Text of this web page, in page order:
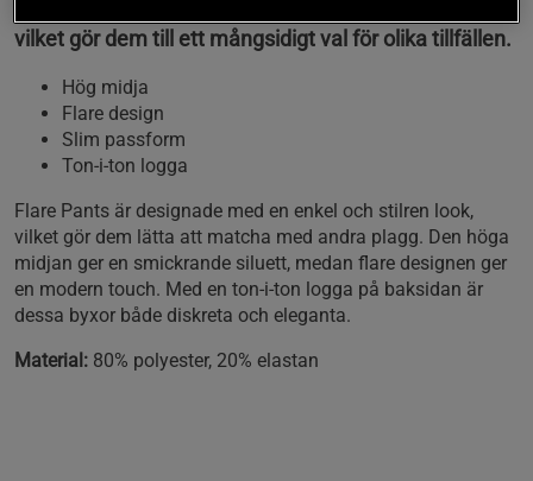
vilket gör dem till ett mångsidigt val för olika tillfällen.
Hög midja
Flare design
Slim passform
Ton-i-ton logga
Flare Pants är designade med en enkel och stilren look,
vilket gör dem lätta att matcha med andra plagg. Den höga
midjan ger en smickrande siluett, medan flare designen ger
en modern touch. Med en ton-i-ton logga på baksidan är
dessa byxor både diskreta och eleganta.
Material: 80% polyester, 20% elastan